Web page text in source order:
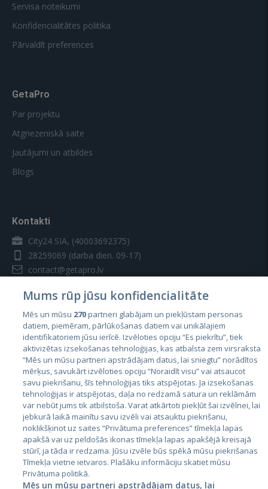
Servisa noteikumi
Konfidencialitātes politika
Pārvaldīt preferences
GetaPro
Par projektu
Atgriezeniskā saite
Jautājumi un atbildes
Blogs
Kontakti
City24 SIA, (40003692375)
28259069 (darba dien. 09-17)
contact@getapro.lv
Valstis
Igaunija
Latvija
Lietuva
Mums rūp jūsu konfidencialitāte
Mēs un mūsu 270partneri glabājam un piekļūstam personas
datiem, piemēram, pārlūkošanas datiem vai unikālajiem
identifikatoriem jūsu ierīcē. Izvēloties opciju “Es piekrītu”, tiek
aktivizētas izsekošanas tehnoloģijas, kas atbalsta zem virsraksta
“Mēs un mūsu partneri apstrādājam datus, lai sniegtu” norādītos
mērķus, savukārt izvēloties opciju “Noraidīt visu” vai atsaucot
savu piekrišanu, šīs tehnoloģijas tiks atspējotas. Ja izsekošanas
tehnoloģijas ir atspējotas, daļa no redzamā satura un reklāmām
var nebūt jums tik atbilstoša. Varat atkārtoti piekļūt šai izvēlnei, lai
jebkurā laikā mainītu savu izvēli vai atsauktu piekrišanu,
noklikšķinot uz saites “Privātuma preferences” tīmekļa lapas
apakšā vai uz peldošās ikonas tīmekļa lapas apakšējā kreisajā
stūrī, ja tāda ir redzama. Jūsu izvēle būs spēkā mūsu piekrišanas
Tīmekļa vietne ietvaros. Plašāku informāciju skatiet mūsu
Privātuma politikā.
Mēs un mūsu partneri apstrādājam datus, lai